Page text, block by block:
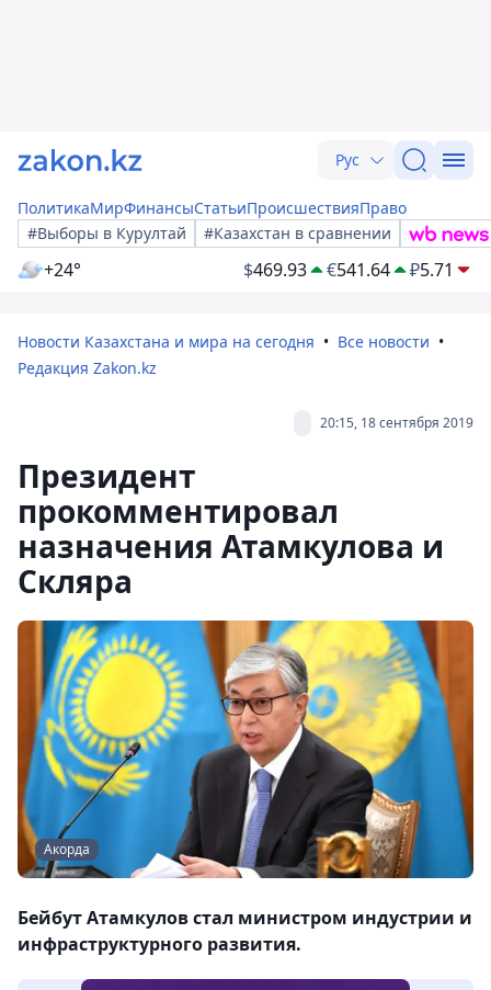
Рус
ПолитикаМирФинансыСтатьиПроисшествияПраво
#Выборы в Курултай
#Казахстан в сравнении
+24° $469.93 €541.64 ₽5.71
Новости Казахстана и мира на сегодня
Все новости
Редакция Zakon.kz
20:15, 18 сентября 2019
Президент
прокомментировал
назначения Атамкулова и
Скляра
Акорда
Бейбут Атамкулов стал министром индустрии и
инфраструктурного развития.